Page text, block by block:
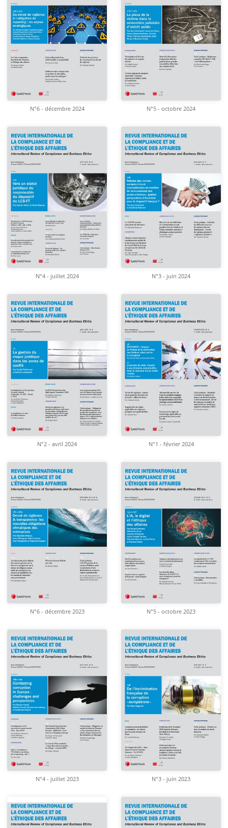
N°6 - décembre 2024 N°5 - octobre 2024
N°4 - juillet 2024 N°3 - juin 2024
N°2 - avril 2024 N°1 - février 2024
N°6 - décembre 2023 N°5 - octobre 2023
N°4 - juillet 2023 N°3 - juin 2023